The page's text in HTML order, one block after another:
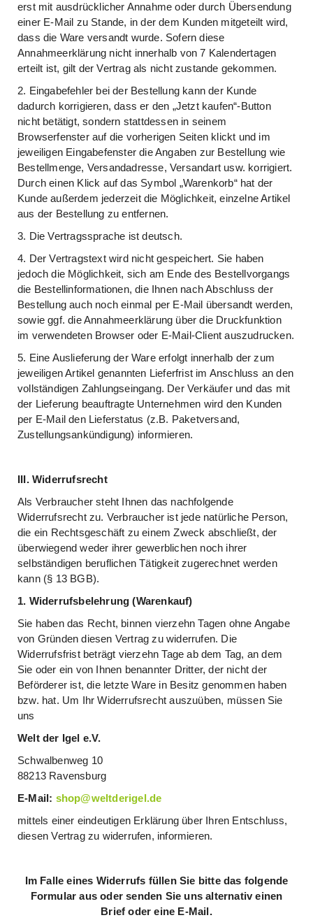
erst mit ausdrücklicher Annahme oder durch Übersendung
einer E-Mail zu Stande, in der dem Kunden mitgeteilt wird,
dass die Ware versandt wurde. Sofern diese
Annahmeerklärung nicht innerhalb von 7 Kalendertagen
erteilt ist, gilt der Vertrag als nicht zustande gekommen.
2. Eingabefehler bei der Bestellung kann der Kunde
dadurch korrigieren, dass er den „Jetzt kaufen“-Button
nicht betätigt, sondern stattdessen in seinem
Browserfenster auf die vorherigen Seiten klickt und im
jeweiligen Eingabefenster die Angaben zur Bestellung wie
Bestellmenge, Versandadresse, Versandart usw. korrigiert.
Durch einen Klick auf das Symbol „Warenkorb“ hat der
Kunde außerdem jederzeit die Möglichkeit, einzelne Artikel
aus der Bestellung zu entfernen.
3. Die Vertragssprache ist deutsch.
4. Der Vertragstext wird nicht gespeichert. Sie haben
jedoch die Möglichkeit, sich am Ende des Bestellvorgangs
die Bestellinformationen, die Ihnen nach Abschluss der
Bestellung auch noch einmal per E-Mail übersandt werden,
sowie ggf. die Annahmeerklärung über die Druckfunktion
im verwendeten Browser oder E-Mail-Client auszudrucken.
5. Eine Auslieferung der Ware erfolgt innerhalb der zum
jeweiligen Artikel genannten Lieferfrist im Anschluss an den
vollständigen Zahlungseingang. Der Verkäufer und das mit
der Lieferung beauftragte Unternehmen wird den Kunden
per E-Mail den Lieferstatus (z.B. Paketversand,
Zustellungsankündigung) informieren.
III. Widerrufsrecht
Als Verbraucher steht Ihnen das nachfolgende
Widerrufsrecht zu. Verbraucher ist jede natürliche Person,
die ein Rechtsgeschäft zu einem Zweck abschließt, der
überwiegend weder ihrer gewerblichen noch ihrer
selbständigen beruflichen Tätigkeit zugerechnet werden
kann (§ 13 BGB).
1. Widerrufsbelehrung (Warenkauf)
Sie haben das Recht, binnen vierzehn Tagen ohne Angabe
von Gründen diesen Vertrag zu widerrufen. Die
Widerrufsfrist beträgt vierzehn Tage ab dem Tag, an dem
Sie oder ein von Ihnen benannter Dritter, der nicht der
Beförderer ist, die letzte Ware in Besitz genommen haben
bzw. hat. Um Ihr Widerrufsrecht auszuüben, müssen Sie
uns
Welt der Igel e.V.
Schwalbenweg 10
88213 Ravensburg
E-Mail: shop@weltderigel.de
mittels einer eindeutigen Erklärung über Ihren Entschluss,
diesen Vertrag zu widerrufen, informieren.
Im Falle eines Widerrufs füllen Sie bitte das folgende
Formular aus oder senden Sie uns alternativ einen
Brief oder eine E‑Mail.